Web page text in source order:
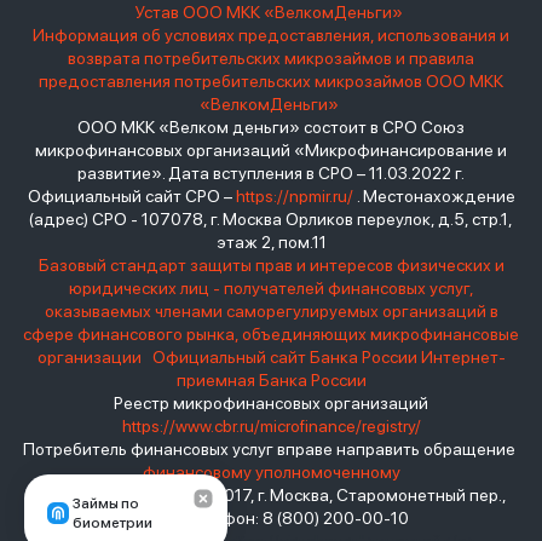
Займы по
биометрии
Устав ООО МКК «ВелкомДеньги»
Информация об условиях предоставления, использования и
возврата потребительских микрозаймов и правила
предоставления потребительских микрозаймов ООО МКК
«ВелкомДеньги»
ООО МКК «Велком деньги» состоит в СРО Союз
микрофинансовых организаций «Микрофинансирование и
развитие». Дата вступления в СРО – 11.03.2022 г.
Официальный сайт СРО –https://npmir.ru/. Местонахождение
(адрес) СРО - 107078, г. Москва Орликов переулок, д.5, стр.1,
этаж 2, пом.11
Базовый стандарт защиты прав и интересов физических и
юридических лиц - получателей финансовых услуг,
оказываемых членами саморегулируемых организаций в
сфере финансового рынка, объединяющих микрофинансовые
организации
Официальный сайт Банка России Интернет-
приемная Банка России
Реестр микрофинансовых организаций
https://www.cbr.ru/microfinance/registry/
Потребитель финансовых услуг вправе направить обращение
финансовому уполномоченному
Место нахождения: 119017, г. Москва, Старомонетный пер.,
дом 3 Телефон: 8 (800) 200-00-10